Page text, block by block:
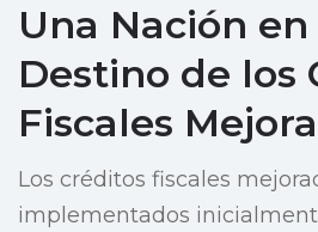
Una Nación en
Destino de los
Fiscales
Los créditos fiscales
implementados